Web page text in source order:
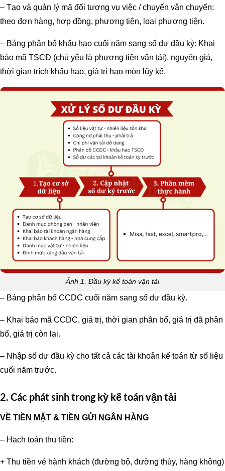
– Tạo và quản lý mã đối tượng vụ việc / chuyến vận chuyển:
theo đơn hàng, hợp đồng, phương tiện, loại phương tiện.
– Bảng phân bổ khấu hao cuối năm sang số dư đầu kỳ: Khai
báo mã TSCĐ (chủ yếu là phương tiện vận tải), nguyên giá,
thời gian trích khấu hao, giá trị hao mòn lũy kế.
Ảnh 1. Đầu kỳ kế toán vận tải
– Bảng phân bổ CCDC cuối năm sang số dư đầu kỳ.
– Khai báo mã CCDC, giá trị, thời gian phân bổ, giá trị đã phân
bổ, giá trị còn lại.
– Nhập số dư đầu kỳ cho tất cả các tài khoản kế toán từ số liệu
cuối năm trước.
2. Các phát sinh trong kỳ kế toán vận tải
VỀ TIỀN MẶT & TIỀN GỬI NGÂN HÀNG
– Hạch toán thu tiền:
+ Thu tiền vé hành khách (đường bộ, đường thủy, hàng không)